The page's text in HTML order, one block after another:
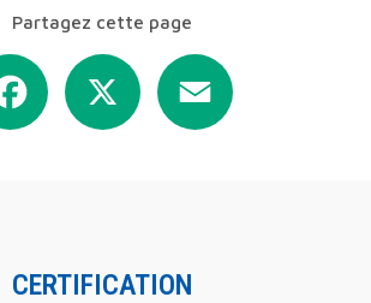
Partagez cette page
Facebook
CERTIFICATION